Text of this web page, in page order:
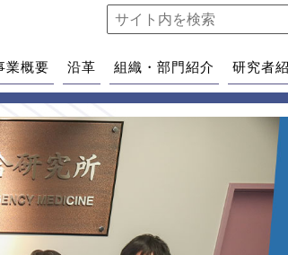
業概要 沿革 組織・部門紹介 研究者